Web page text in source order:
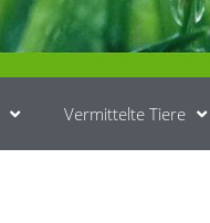
Vermittelte Tiere